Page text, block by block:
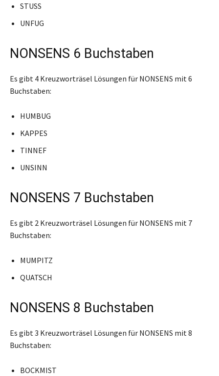
STUSS
UNFUG
NONSENS 6 Buchstaben
Es gibt 4 Kreuzworträsel Lösungen für NONSENS mit 6
Buchstaben:
HUMBUG
KAPPES
TINNEF
UNSINN
NONSENS 7 Buchstaben
Es gibt 2 Kreuzworträsel Lösungen für NONSENS mit 7
Buchstaben:
MUMPITZ
QUATSCH
NONSENS 8 Buchstaben
Es gibt 3 Kreuzworträsel Lösungen für NONSENS mit 8
Buchstaben:
BOCKMIST